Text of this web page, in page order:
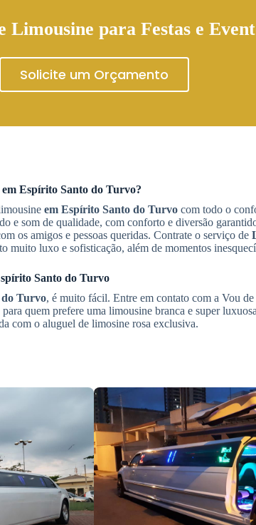
Limousine para Festas e
Solicite um Orçamento
em Espírito Santo do Turvo?
em Espírito Santo do Turvo com todo o
e som de qualidade, com conforto e diversão
os amigos e pessoas queridas. Contrate o serviço de
muito luxo e sofisticação, além de momentos
Santo do Turvo
Turvo, é muito fácil. Entre em contato com a Vou
quem prefere uma limousine branca e super
com o aluguel de limosine rosa exclusiva.